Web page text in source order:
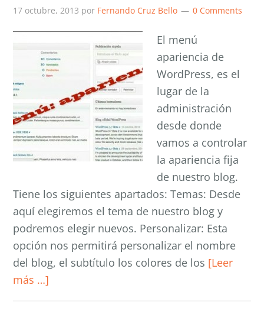
17 octubre, 2013 por Fernando Cruz Bello 0 Comments
El menú
apariencia de
WordPress, es el
lugar de la
administración
desde donde
vamos a controlar
la apariencia fija
de nuestro blog.
Tiene los siguientes apartados: Temas: Desde
aquí elegiremos el tema de nuestro blog y
podremos elegir nuevos. Personalizar: Esta
opción nos permitirá personalizar el nombre
del blog, el subtítulo los colores de los [Leer
más …]